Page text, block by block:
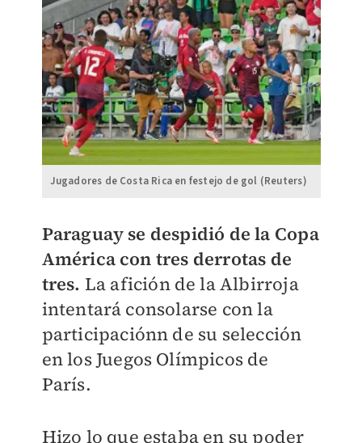
Jugadores de Costa Rica en festejo de gol (Reuters)
Paraguay se despidió de la Copa
América con tres derrotas de
tres. La afición de la Albirroja
intentará consolarse con la
participaciónn de su selección
en los Juegos Olímpicos de
París.
Hizo lo que estaba en su poder